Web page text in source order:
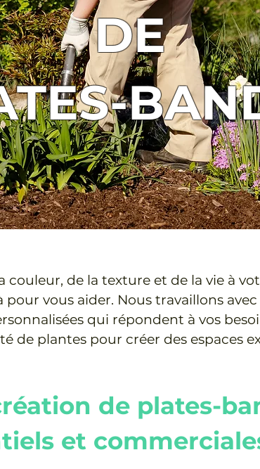
DE
couleur, de la texture et de la vie à
vous aider. Nous travaillons
qui répondent à vos
de plantes pour créer des espaces
de plates-
et